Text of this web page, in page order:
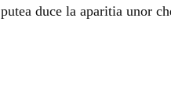
putea duce la aparitia unor